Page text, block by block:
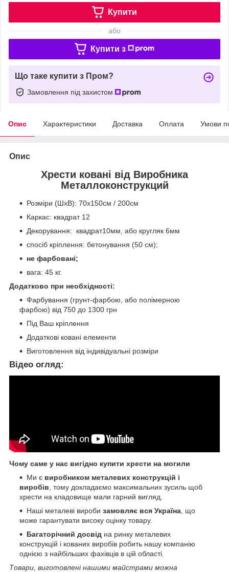
Купити
або
Купити з
Що таке купити з Пром?
Замовлення під захистом
Опис Характеристики Доставка Оплата Умови
Опис
Хрести ковані від Виробника
Металлоконструкций
Розміри (ШхВ): 70х150см / 200см
Каркас: квадрат 12
Декорування: квадрат10мм, або кругляк 6мм
спосіб кріплення: бетонування (50 см);
не фарбовані;
вага: 45 кг.
Додатково при необхідності:
Фарбування (грунт-фарбою, або полімерною
фарбою) від 750 до 1300 грн
Під Ваш кріплення
Додаткові ковані елементи
Виготовлення від індивідуальні розміри
Відео огляд:
Чому саме у нас вигідно купити хрести на могили
Ми є виробником металевих конструкцій і
виробів, тому докладаємо максимальних зусиль щоб
хрести на кладовище мали гарний вигляд.
Наші металеві вироби замовляє вся Україна, що
може гарантувати високу оцінку товару.
Багаторічний досвід на ринку металевих
конструкцій і кованих виробів робить нашу компанію
однією з найбільших фахівців в цій області.
Товари, виготовлені нашими майстрами можна